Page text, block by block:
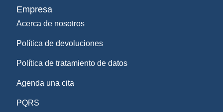
Empresa
Acerca de nosotros
Política de devoluciones
Política de tratamiento de datos
Agenda una cita
PQRS